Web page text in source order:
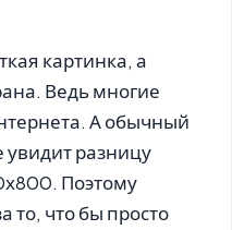
картинка, а
Ведь многие
А обычный
увидит разницу
Поэтому
то, что бы просто